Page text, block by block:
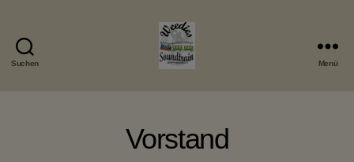
Suchen Menü
Vorstand